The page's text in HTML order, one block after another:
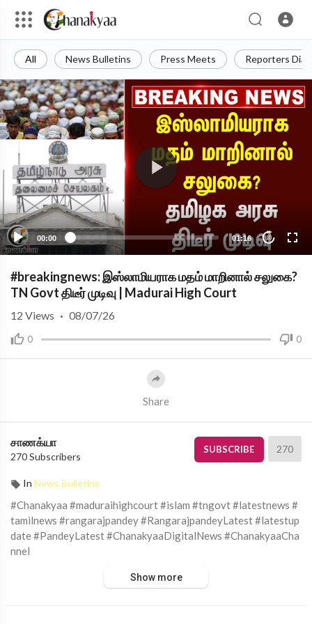
All News Bulletins Press Meets Reporters
00:00 01:16 10
#breakingnews: இஸ்லாமியராக மதம் மாறினால் சலுகை?
TN Govt திடீர் முடிவு | Madurai High Court
0 0
12 Views · 08/07/26
Share
சாணக்யா
270 Subscribers
SUBSCRIBE 270
In News Bulletins
#Chanakyaa #maduraihighcourt #islam #tngovt #latestnews #
tamilnews #rangarajpandey #RangarajpandeyLatest #latestup
date #PandeyLatest #ChanakyaaDigitalNews #ChanakyaaCha
nnel
Show more